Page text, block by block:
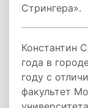
Стрингера».
Константин
года в
году с
факультет